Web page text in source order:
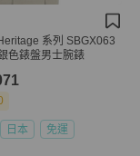
系列 SBGX063
色錶盤男士腕錶
日本 免運